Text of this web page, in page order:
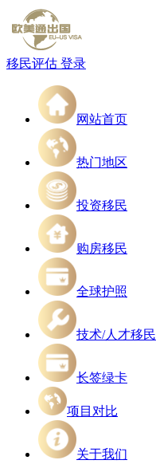
移民评估 登录
网站首页
热门地区
投资移民
购房移民
全球护照
技术/人才移民
长签绿卡
项目对比
关于我们